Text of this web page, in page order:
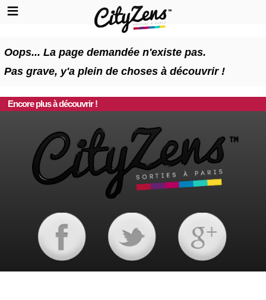
Oops... La page demandée n'existe pas.
Pas grave, y'a plein de choses à découvrir !
Encore plus à découvrir !